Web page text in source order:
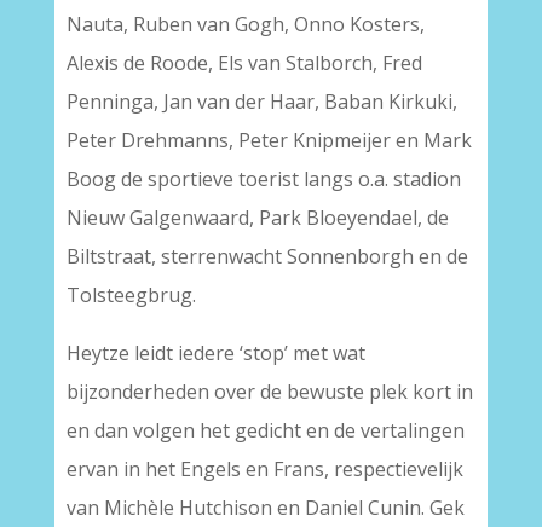
Nauta, Ruben van Gogh, Onno Kosters,
Alexis de Roode, Els van Stalborch, Fred
Penninga, Jan van der Haar, Baban Kirkuki,
Peter Drehmanns, Peter Knipmeijer en Mark
Boog de sportieve toerist langs o.a. stadion
Nieuw Galgenwaard, Park Bloeyendael, de
Biltstraat, sterrenwacht Sonnenborgh en de
Tolsteegbrug.
Heytze leidt iedere ‘stop’ met wat
bijzonderheden over de bewuste plek kort in
en dan volgen het gedicht en de vertalingen
ervan in het Engels en Frans, respectievelijk
van Michèle Hutchison en Daniel Cunin. Gek